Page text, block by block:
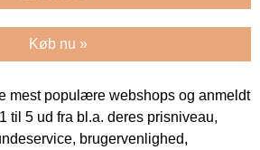
Køb nu »
mest populære webshops og anmeldt
til 5 ud fra bl.a. deres prisniveau,
brugervenlighed,